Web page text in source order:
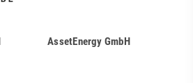
AssetEnergy GmbH